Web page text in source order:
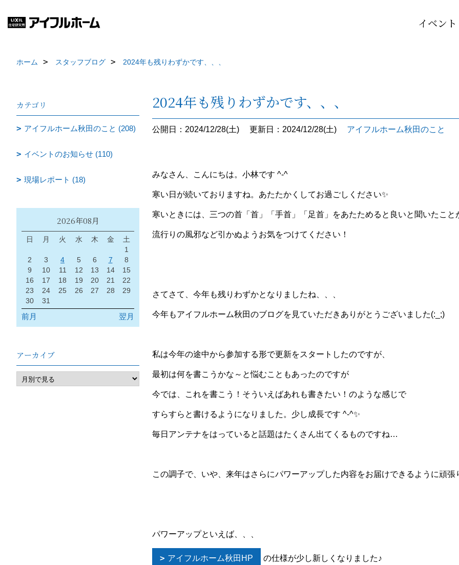
イベント
ホーム スタッフブログ 2024年も残りわずかです、、、
2024年も残りわずかです、、、
公開日：2024/12/28(土) 更新日：2024/12/28(土) アイフルホーム秋田のこと
みなさん、こんにちは。小林です ^-^
寒い日が続いておりますね。あたたかくしてお過ごしください✨
寒いときには、三つの首「首」「手首」「足首」をあたためると良いと聞いたこと
流行りの風邪など引かぬようお気をつけてください！
さてさて、今年も残りわずかとなりましたね、、、
今年もアイフルホーム秋田のブログを見ていただきありがとうございました(:_;)
私は今年の途中から参加する形で更新をスタートしたのですが、
最初は何を書こうかな～と悩むこともあったのですが
今では、これを書こう！そういえばあれも書きたい！のような感じで
すらすらと書けるようになりました。少し成長です ^-^✨
毎日アンテナをはっていると話題はたくさん出てくるものですね…
この調子で、いや、来年はさらにパワーアップした内容をお届けできるように頑張
パワーアップといえば、、、
アイフルホーム秋田HP の仕様が少し新しくなりました♪
カテゴリ
アイフルホーム秋田のこと (208)
イベントのお知らせ (110)
現場レポート (18)
2026年08月
日 月 火 水 木 金
土
1
2
3 4 5 6 7
8
9
10 11 12 13 14
15
16
17 18 19 20 21
22
23
24 25 26 27 28
29
30
31
前月 翌月
アーカイブ